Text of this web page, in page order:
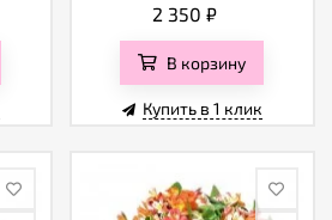
2 350₽
В корзину
Купить в 1 клик